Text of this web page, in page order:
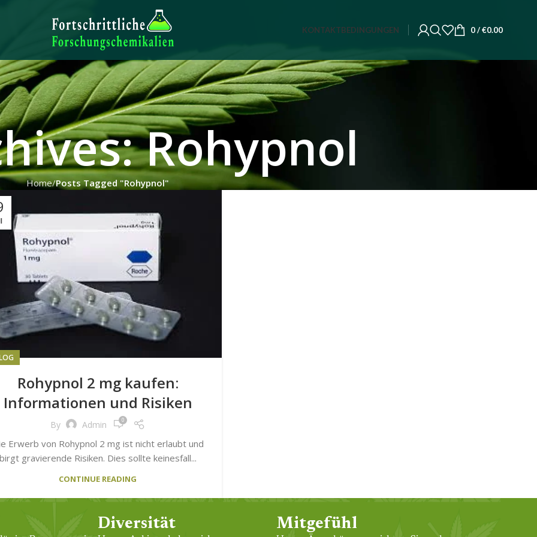
KONTAKTBEDINGUNGEN 0/ €0.00
Rohypnol
Home Posts Tagged "Rohypnol"
Rohypnol 2 mg kaufen:
Informationen und Risiken
By Admin 0
Erwerb von Rohypnol 2 mg ist nicht erlaubt und
birgt gravierende Risiken. Dies sollte keinesfall...
CONTINUE READING
Diversität Mitgefühl